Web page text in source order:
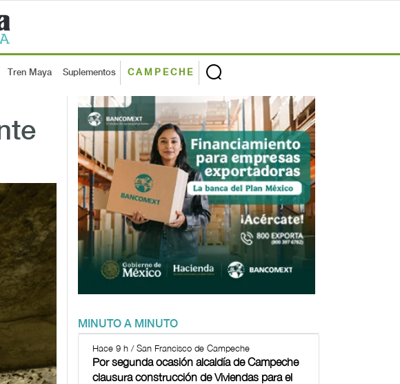
Tren Maya Suplementos CAMPECHE
MINUTO A MINUTO
Hace 9 h / San Francisco de Campeche
Por segunda ocasión alcaldía de Campeche
clausura construcción de Viviendas para el